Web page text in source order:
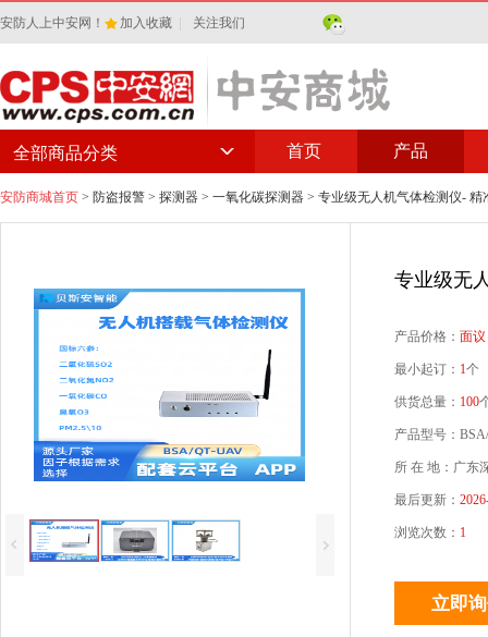
安防人上中安网！ 加入收藏 关注我们
首页 产品
全部商品分类
安防商城首页 > 防盗报警 > 探测器 > 一氧化碳探测器 > 专业级无人机气体检测仪- 精
专业级无
产品价格： 面议
最小起订： 1个
供货总量： 100
产品型号：
所 在 地：广东
最后更新：
浏览次数： 1